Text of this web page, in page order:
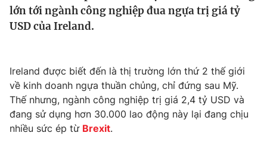
Tin tức
Câu chuyện quốc tế
Kinh tế
Thị trường
Góc doanh nghiệp
Dữ liệu và đời sống
Truyền hình
Phim VTV
lớn tới ngành công nghiệp đua ngựa trị giá tỷ
USD của Ireland.
Ireland được biết đến là thị trường lớn thứ 2 thế giới
về kinh doanh ngựa thuần chủng, chỉ đứng sau Mỹ.
Thế nhưng, ngành công nghiệp trị giá 2,4 tỷ USD và
đang sử dụng hơn 30.000 lao động này lại đang chịu
nhiều sức ép từ Brexit.